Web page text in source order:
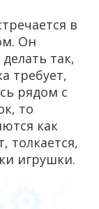
в
Он
так,
требует,
рядом с
то
как
толкается,
игрушки.